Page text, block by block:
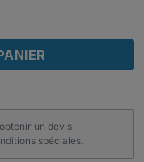
un devis
spéciales.